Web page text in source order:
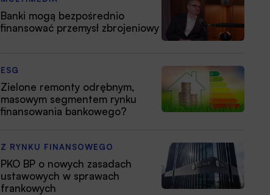
Banki mogą bezpośrednio
finansować przemysł zbrojeniowy
ESG
Zielone remonty odrębnym,
masowym segmentem rynku
finansowania bankowego?
Z RYNKU FINANSOWEGO
PKO BP o nowych zasadach
ustawowych w sprawach
frankowych